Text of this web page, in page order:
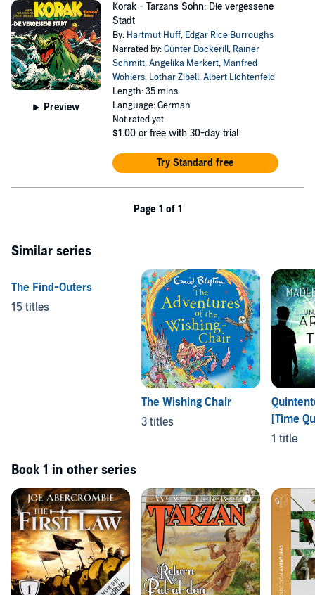
Preview
Korak - Tarzans Sohn: Die vergessene
Stadt
By: Hartmut Huff, Edgar Rice Burroughs
Narrated by:Günter Dockerill, Rainer
Schmitt,Angelika Merkert, Manfred
Wohlers, Lothar Zibell,Albert Lichtenfeld
Length: 35 mins
Language: German
Not rated yet
$1.00 or free with 30-day trial
Try Standard free
Page 1 of 1
Similar series
The Find-Outers
15 titles
The Wishing Chair
3 titles
[Time
1 title
Book 1 in other series